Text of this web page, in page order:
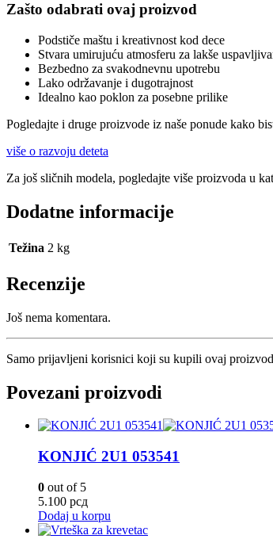
Zašto odabrati ovaj proizvod
Podstiče maštu i kreativnost kod dece
Stvara umirujuću atmosferu za lakše
Bezbedno za svakodnevnu upotrebu
Lako održavanje i dugotrajnost
Idealno kao poklon za posebne prilike
Pogledajte i druge proizvode iz naše ponude kako
više o razvoju deteta
Za još sličnih modela, pogledajte više proizvoda u
Dodatne informacije
Težina 2 kg
Recenzije
Još nema komentara.
Samo prijavljeni korisnici koji su kupili ovaj
Povezani proizvodi
KONJIĆ 2U1 053541
0 out of 5
5.100 рсд
Dodaj u korpu